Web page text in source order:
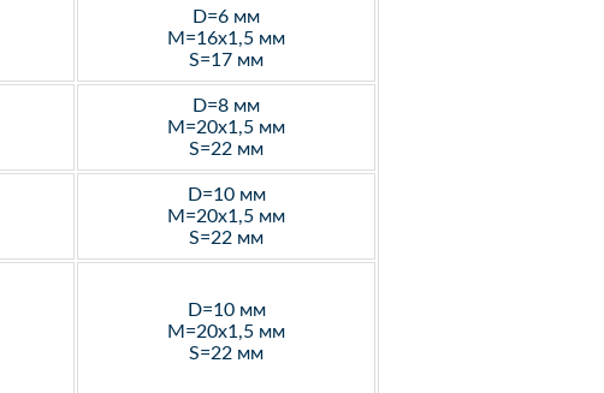
D=6 мм
M=16х1,5 мм
S=17 мм
D=8 мм
M=20х1,5 мм
S=22 мм
D=10 мм
M=20х1,5 мм
S=22 мм
D=10 мм
M=20х1,5 мм
S=22 мм